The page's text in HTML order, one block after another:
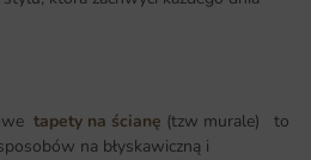
tapety na ścianę (tzw murale) to
na błyskawiczną i